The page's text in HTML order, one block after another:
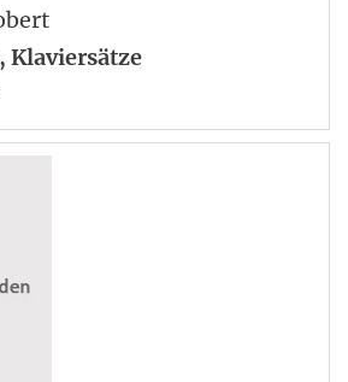
Klaviersätze